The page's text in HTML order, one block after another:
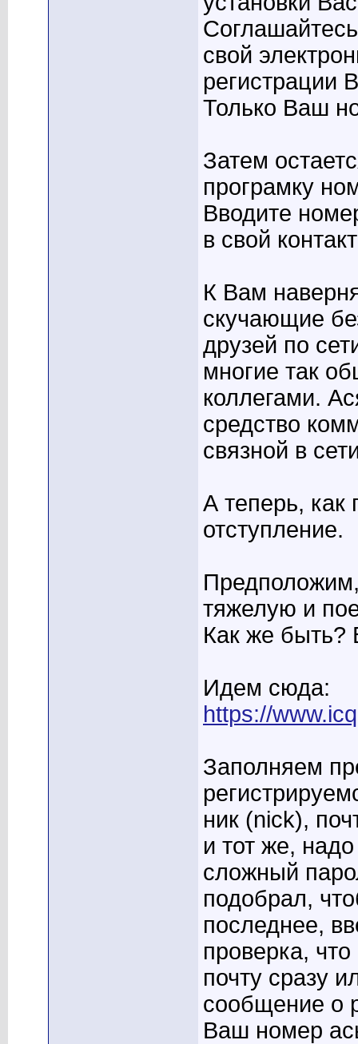
свой
регистрации
Только Ваш
Затем
програмку
Вводите
в свой
К Вам
скучающие
друзей по
многие так
коллегами.
средство
связной в
А теперь, как
отступление.
тяжелую и
Как же быть?
Идем сюда:
https://
Заполняем
ник (nick),
и тот же,
сложный
подобрал,
последнее,
проверка,
почту сразу
сообщение о
Ваш номер